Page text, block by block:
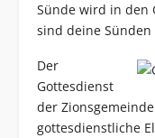
Sünde wird in den
sind deine Sünden
Der
Gottesdienst
der
gottesdienstliche